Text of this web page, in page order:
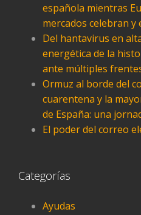
española mientras
mercados celebran
Del hantavirus en
energética de la
ante múltiples
Ormuz al borde del
cuarentena y la
de España: una
El poder del correo
Categorías
Ayudas